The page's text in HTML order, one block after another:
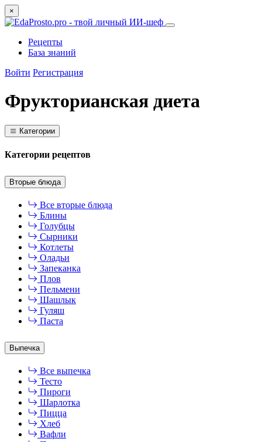
×
Рецепты
База знаний
Войти Регистрация
Фрукторианская диета
Категории
Категории рецептов
Вторые блюда
Все вторые блюда
Блины
Голубцы
Сырники
Котлеты
Оладьи
Запеканка
Плов
Пельмени
Шашлык
Гуляш
Паста
Выпечка
Все выпечка
Тесто
Пироги
Шарлотка
Пицца
Хлеб
Вафли